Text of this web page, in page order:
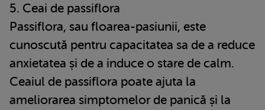
5. Ceai de passiflora
Passiflora, sau floarea-pasiunii, este
cunoscută pentru capacitatea sa de a reduce
anxietatea și de a induce o stare de calm.
Ceaiul de passiflora poate ajuta la
ameliorarea simptomelor de panică și la